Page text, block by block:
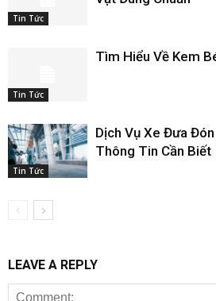
Tin Tức
Tin Tức
Tìm Hiểu Về Kem
Tin Tức
Dịch Vụ Xe Đưa
Thông Tin Cần Biết
LEAVE A REPLY